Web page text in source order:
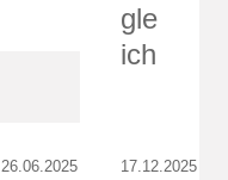
gle
ich
26.06.2025 17.12.2025